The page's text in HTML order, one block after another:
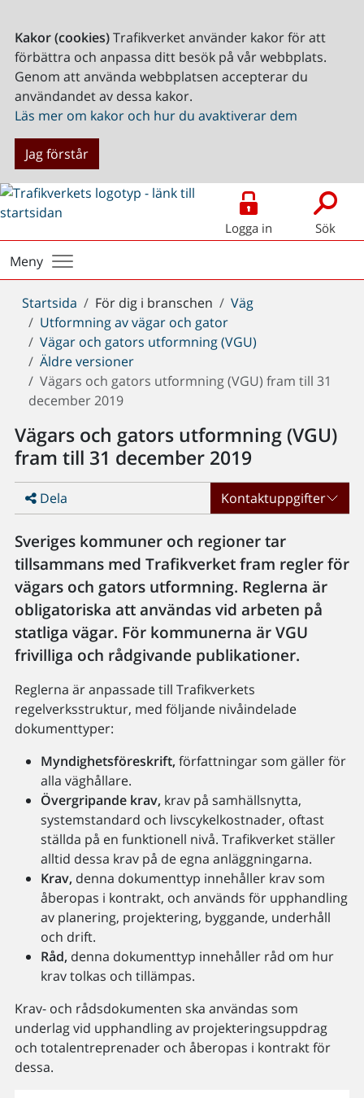
Kakor (cookies)Trafikverket använder kakor för att
förbättra och anpassa ditt besök på vår webbplats.
Genom att använda webbplatsen accepterar du
användandet av dessa kakor.
Läs mer om kakor och hur du avaktiverar dem
Jag förstår
Logga in Sök
Meny
Du
är
här:
Startsida För dig i branschen
Väg
Utformning av vägar och gator
Vägar och gators utformning (VGU)
Äldre versioner
Vägars och gators utformning (VGU) fram till 31
december 2019
Vägars och gators utformning (VGU)
fram till 31 december 2019
Dela Kontaktuppgifter
Sveriges kommuner och regioner tar
tillsammans med Trafikverket fram regler för
vägars och gators utformning. Reglerna är
obligatoriska att användas vid arbeten på
statliga vägar. För kommunerna är VGU
frivilliga och rådgivande publikationer.
Reglerna är anpassade till Trafikverkets
regelverksstruktur, med följande nivåindelade
dokumenttyper:
Myndighetsföreskrift, författningar som gäller för
alla väghållare.
Övergripande krav, krav på samhällsnytta,
systemstandard och livscykelkostnader, oftast
ställda på en funktionell nivå. Trafikverket ställer
alltid dessa krav på de egna anläggningarna.
Krav, denna dokumenttyp innehåller krav som
åberopas i kontrakt, och används för upphandling
av planering, projektering, byggande, underhåll
och drift.
Råd, denna dokumenttyp innehåller råd om hur
krav tolkas och tillämpas.
Krav- och rådsdokumenten ska användas som
underlag vid upphandling av projekteringsuppdrag
och totalentreprenader och åberopas i kontrakt för
dessa.